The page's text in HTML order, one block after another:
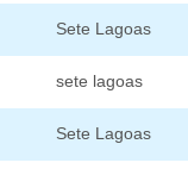
Sete Lagoas
sete lagoas
Sete Lagoas